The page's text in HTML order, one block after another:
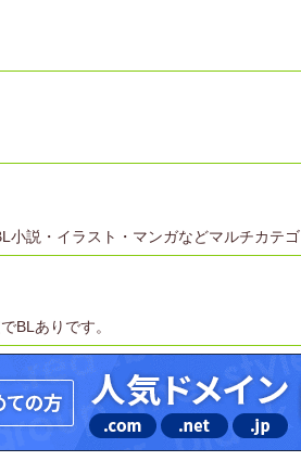
説・イラスト・マンガなどマルチカテ
BLありです。